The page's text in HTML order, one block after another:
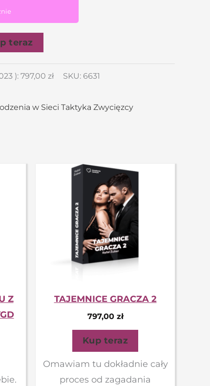
teraz
): 797,00 zł SKU: 6631
w Sieci Taktyka Zwycięzcy
Z
TAJEMNICE GRACZA 2
797,00 zł
Kup teraz
Omawiam tu dokładnie cały
proces od zagadania